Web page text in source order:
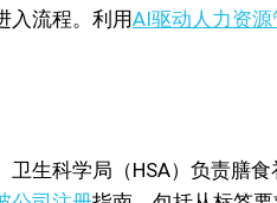
入流程。利用AI驱动人力资
生科学局（HSA）负责膳